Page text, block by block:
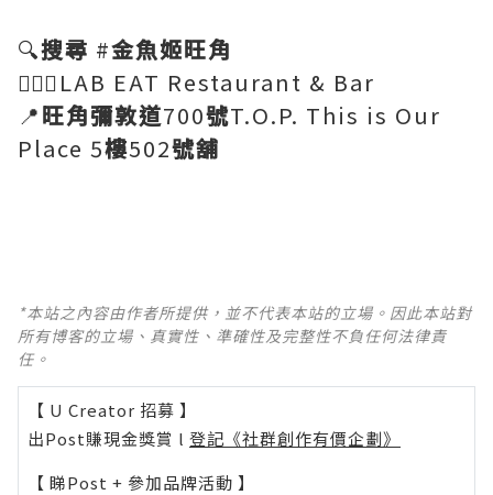
🔍搜尋 #金魚姬旺角
💁🏻‍♀️LAB EAT Restaurant & Bar
📍旺角彌敦道700號T.O.P. This is Our
Place 5樓502號舖
*本站之內容由作者所提供，並不代表本站的立場。因此本站對
所有博客的立場、真實性、準確性及完整性不負任何法律責
任。
【 U Creator 招募 】
出Post賺現金獎賞 l 登記《社群創作有價企劃》
【 睇Post + 參加品牌活動 】